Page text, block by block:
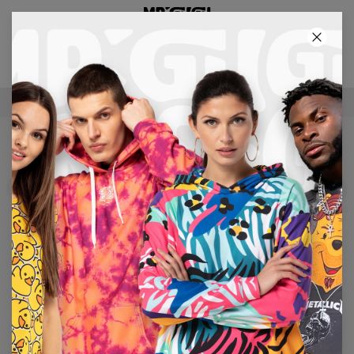
45
БЕСПЛАТНАЯ ДОСТАВКА СВЫШЕ €60
WOMEN
Filters Хиты продаж
No products found…